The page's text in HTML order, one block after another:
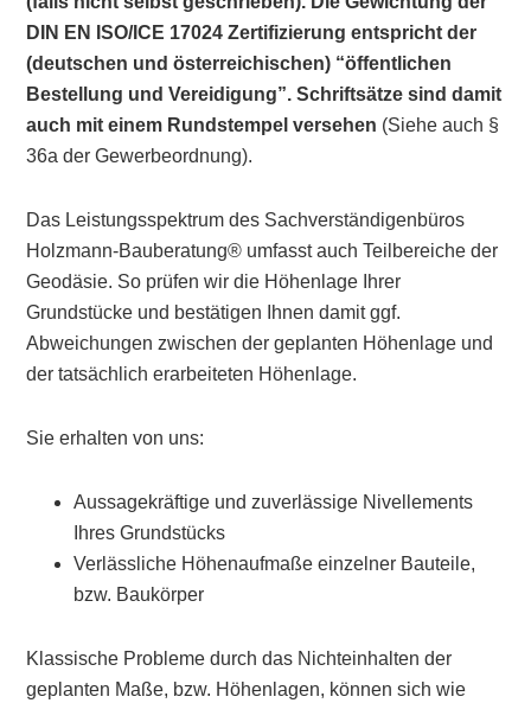
DIN EN ISO/ICE 17024 Zertifizierung entspricht der
(deutschen und österreichischen) “öffentlichen
Bestellung und Vereidigung”. Schriftsätze sind damit
auch mit einem Rundstempel versehen (Siehe auch §
36a der Gewerbeordnung).
Das Leistungsspektrum des Sachverständigenbüros
Holzmann-Bauberatung® umfasst auch Teilbereiche der
Geodäsie. So prüfen wir die Höhenlage Ihrer
Grundstücke und bestätigen Ihnen damit ggf.
Abweichungen zwischen der geplanten Höhenlage und
der tatsächlich erarbeiteten Höhenlage.
Sie erhalten von uns:
Aussagekräftige und zuverlässige Nivellements
Ihres Grundstücks
Verlässliche Höhenaufmaße einzelner Bauteile,
bzw. Baukörper
Klassische Probleme durch das Nichteinhalten der
geplanten Maße, bzw. Höhenlagen, können sich wie